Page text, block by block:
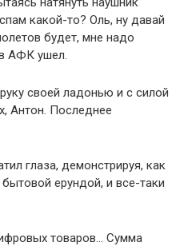
какой-то? Оль, ну давай
будет, мне надо
АФК ушел.
своей ладонью и с силой
Антон. Последнее
глаза, демонстрируя, как
ерундой, и все-таки
товаров… Сумма